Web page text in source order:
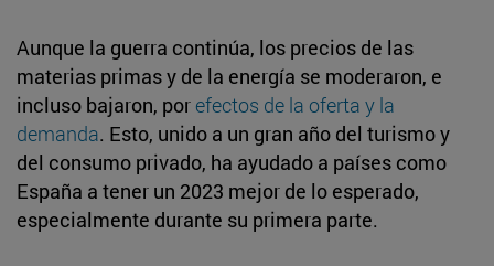
Aunque la guerra continúa, los precios de las
materias primas y de la energía se moderaron, e
incluso bajaron, por efectos de la oferta y la
demanda. Esto, unido a un gran año del turismo y
del consumo privado, ha ayudado a países como
España a tener un 2023 mejor de lo esperado,
especialmente durante su primera parte.